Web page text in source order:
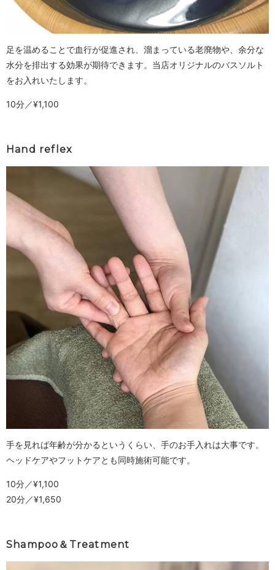
足を温めることで血行が促進され、溜まっている老廃物や、余分な
水分を排出する効果が期待できます。当店オリジナルのバスソルト
をお入れいたします。
10分／¥1,100
Hand reflex
手を見れば年齢が分かるというくらい、手のお手入れは大事です。
ヘッドケアやフットケアとも同時施術可能です。
10分／¥1,100
20分／¥1,650
Shampoo＆Treatment